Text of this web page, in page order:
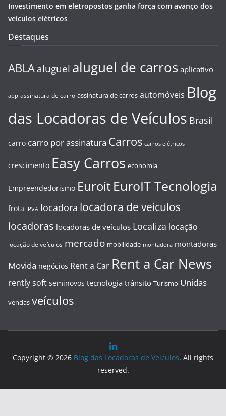
Investimento em eletropostos ganha força com avanço dos
veículos elétricos
Destaques
ABLA aluguel aluguel de carros aplicativo
app assinatura de carro assinatura de carros automóveis Blog
das Locadoras de Veículos Brasil
carro carro por assinatura Carros carros elétricos
crescimento Easy Carros economia
Empreendedorismo Euroit EuroIT Tecnologia
frota IPVA locadora locadora de veiculos
locadoras locadoras de veículos Localiza locação
locação de veículos mercado mobilidade montadora montadoras
Movida negócios Rent a Car Rent a Car News
rently soft seminovos tecnologia trânsito Turismo Unidas
vendas veículos
Copyright © 2026 Blog das Locadoras de Veículos. All rights
reserved.